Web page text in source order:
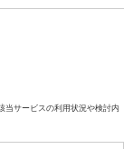
当サービスの利用状況や検討内